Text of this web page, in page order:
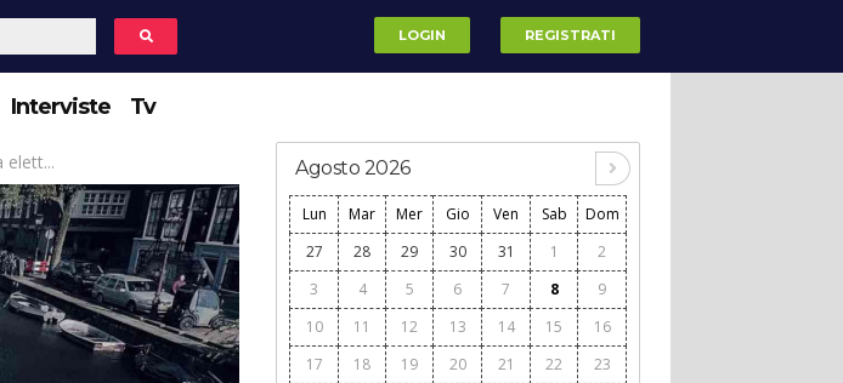
LOGIN REGISTRATI
Interviste Tv
elett... Agosto 2026
Lun Mar Mer Gio Ven Sab
Dom
27
28 29 30 31 1
2
3
4 5 6 7 8
9
10
11 12 13 14 15
16
17
18 19 20 21 22
23